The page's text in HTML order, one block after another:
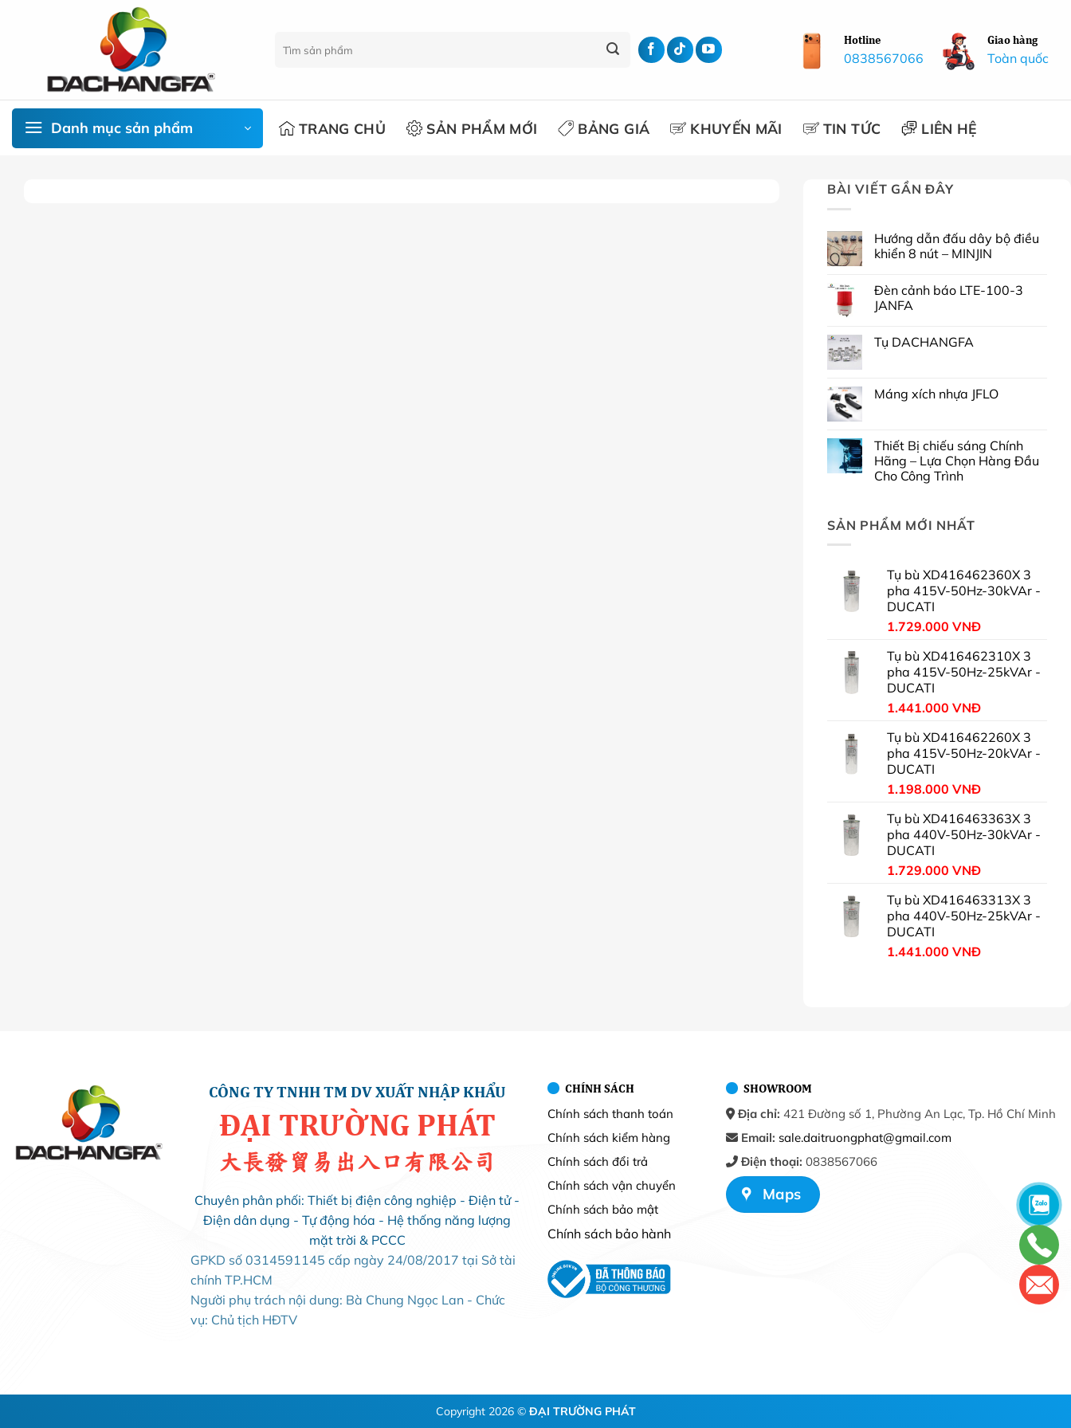
kiếm:
Hotline
0838567066
Giao hàng
Toàn quốc
Danh mục sản phẩm TRANG CHỦ SẢN PHẨM MỚI BẢNG GIÁ KHUYẾN MÃI TIN TỨC LIÊN HỆ
BÀI VIẾT GẦN ĐÂY
Hướng dẫn đấu dây bộ điều
khiển 8 nút – MINJIN
Đèn cảnh báo LTE-100-3
JANFA
Tụ DACHANGFA
Máng xích nhựa JFLO
Thiết Bị chiếu sáng Chính
Hãng – Lựa Chọn Hàng Đầu
Cho Công Trình
SẢN PHẨM MỚI NHẤT
Tụ bù XD416462360X 3
pha 415V-50Hz-30kVAr -
DUCATI
1.729.000 VNĐ
Tụ bù XD416462310X 3
pha 415V-50Hz-25kVAr -
DUCATI
1.441.000 VNĐ
Tụ bù XD416462260X 3
pha 415V-50Hz-20kVAr -
DUCATI
1.198.000 VNĐ
Tụ bù XD416463363X 3
pha 440V-50Hz-30kVAr -
DUCATI
1.729.000 VNĐ
Tụ bù XD416463313X 3
pha 440V-50Hz-25kVAr -
DUCATI
1.441.000 VNĐ
CÔNG TY TNHH TM DV XUẤT NHẬP KHẨU
ĐẠI TRƯỜNG PHÁT
大長發貿易出入口有限公司
Chuyên phân phối: Thiết bị điện công nghiệp - Điện tử -
Điện dân dụng - Tự động hóa - Hệ thống năng lượng
mặt trời & PCCC
GPKD số 0314591145 cấp ngày 24/08/2017 tại Sở tài
chính TP.HCM
Người phụ trách nội dung: Bà Chung Ngọc Lan - Chức
vụ: Chủ tịch HĐTV
CHÍNH SÁCH
Chính sách thanh toán
Chính sách kiểm hàng
Chính sách đổi trả
Chính sách vận chuyển
Chính sách bảo mật
Chính sách bảo hành
SHOWROOM
Địa chỉ: 421 Đường số 1, Phường An Lạc, Tp. Hồ Chí Minh
Email: sale.daitruongphat@gmail.com
Điện thoại: 0838567066
Maps
Copyright 2026 © ĐẠI TRƯỜNG PHÁT